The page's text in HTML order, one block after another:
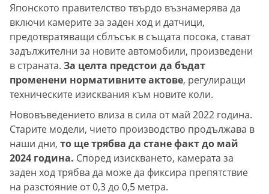
Японското правителство твърдо възнамерява да
включи камерите за заден ход и датчици,
предотвратяващи сблъсък в същата посока, стават
задължителни за новите автомобили, произведени
в страната. За целта предстои да бъдат
променени нормативните актове, регулиращи
техническите изисквания към новите коли.
Нововъведението влиза в сила от май 2022 година.
Старите модели, чието производство продължава в
наши дни, то ще трябва да стане факт до май
2024 година. Според изискването, камерата за
заден ход трябва да може да фиксира препятствие
на разстояние от 0,3 до 0,5 метра.